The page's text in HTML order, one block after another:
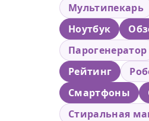
Мультипекарь
Ноутбук
Парогенератор
Рейтинг
Смартфоны
Стиральная